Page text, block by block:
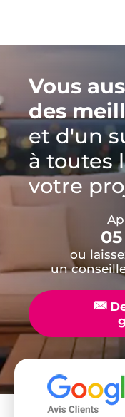
Vous
des
et d'un
à toutes
votre
ou
un
📧